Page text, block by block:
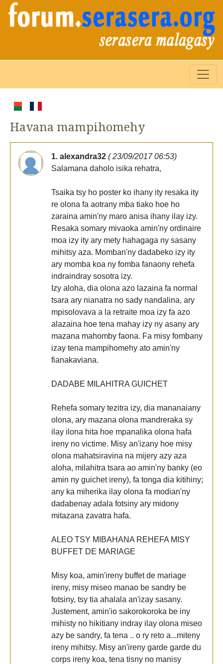
Havana mampihomehy
1. alexandra32 ( 23/09/2017 06:53)
Salamana daholo isika rehatra,
Tsaika tsy ho poster ko ihany ity resaka ity
re olona fa aotrany mba tiako hoe ho
zaraina amin'ny maro anisa ihany ilay izy.
Resaka somary mivaoka amin'ny ordinaire
moa izy ity ary mety hahagaga ny sasany
mihitsy aza. Momban'ny dadabeko izy ity
ary momba koa ny fomba fanaony rehefa
indraindray sosotra izy.
Izy aloha, dia olona azo lazaina fa normal
tsara ary nianatra no sady nandalina, ary
mpisolovava a la retraite moa izy fa azo
alazaina hoe tena mahay izy ny asany ary
mazana mahomby faona. Fa misy fombany
izay tena mampihomehy ato amin'ny
fianakaviana.
DADABE MILAHITRA GUICHET
Rehefa somary tezitra izy, dia mananaiany
olona, ary mazana olona mandreraka sy
ilay ilona hita hoe mpanalika olona hafa
ireny no victime. Misy an'izany hoe misy
olona mahatsiravina na mijery azy aza
aloha, milahitra tsara ao amin'ny banky (eo
amin ny guichet ireny), fa tonga dia kitihiny;
any ka miherika ilay olona fa modian'ny
dadabenay adala fotsiny ary midony
mitazana zavatra hafa.
ALEO TSY MIBAHANA REHEFA MISY
BUFFET DE MARIAGE
Misy koa, amin'ireny buffet de mariage
ireny, misy miseo manao be sandry be
fotsiny, tsy tia ahalala an'izay sasany.
Justement, amin'io sakorokoroka be iny
mihisty no hikitiany indray ilay olona miseo
azy be sandry, fa tena .. o ry reto a...miteny
ireny mihitsy. Misy an'ireny garde garde du
corps ireny koa, tena tisny no manisy